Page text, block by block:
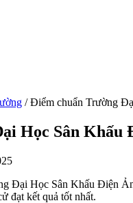
/Điểm chuẩn Trường
Học Sân Khấu
Đại Học Sân Khấu Điện
đạt kết quả tốt nhất.